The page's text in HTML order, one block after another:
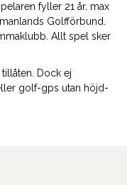
fyller 21 år, max
Golfförbund.
Allt spel sker
Dock ej
golf-gps utan höjd-